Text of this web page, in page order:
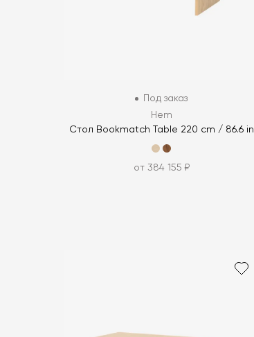
Под заказ
Hem
Стол Bookmatch Table 220 cm / 86.6 in
от 384 155 ₽